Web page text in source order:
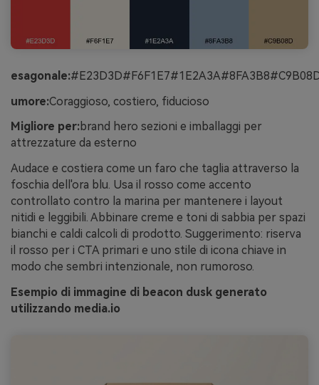
esagonale:
umore:Coraggioso, costiero, fiducioso
Migliore per:brand hero sezioni e imballaggi per
attrezzature da esterno
Audace e costiera come un faro che taglia attraverso la
foschia dell'ora blu. Usa il rosso come accento
controllato contro la marina per mantenere i layout
nitidi e leggibili. Abbinare creme e toni di sabbia per spazi
bianchi e caldi calcoli di prodotto. Suggerimento: riserva
il rosso per i CTA primari e uno stile di icona chiave in
modo che sembri intenzionale, non rumoroso.
Esempio di immagine di beacon dusk generato
utilizzando media.io